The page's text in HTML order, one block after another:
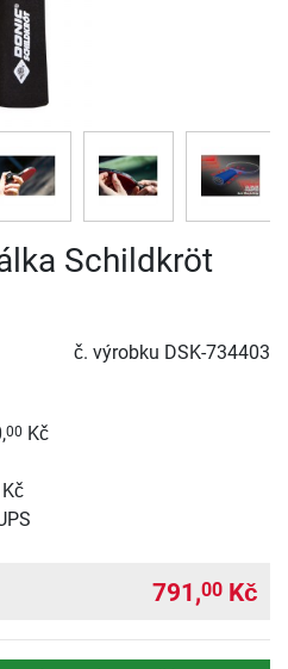
Schildkröt
č. výrobku DSK-734403
00 Kč
Kč
791,00 Kč